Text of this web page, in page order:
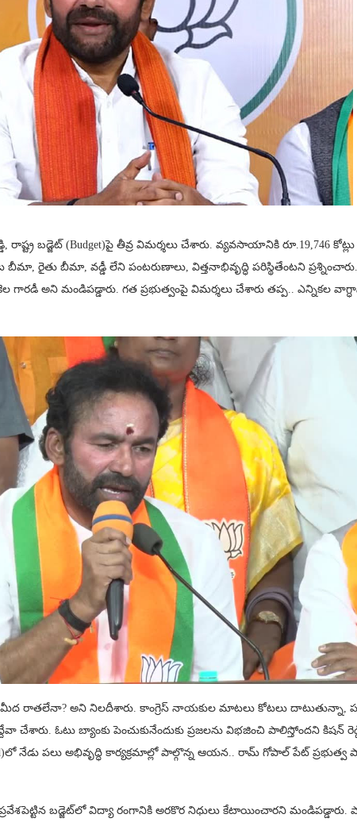
రాష్ట్ర బడ్జెట్‌ (Budget)పై తీవ్ర విమర్శలు చేశారు. వ్యవసాయానికి రూ.19,746
రైతు బీమా, వడ్డీ లేని పంటరుణాలు, విత్తనాభివృద్ధి పరిస్థితేంటని
అని మండిపడ్డారు. గత ప్రభుత్వంపై విమర్శలు చేశారు తప్ప.. ఎన్నికల
రాతలేనా? అని నిలదీశారు. కాంగ్రెస్ నాయకుల మాటలు కోటలు దాటుతున్నా,
ఓటు బ్యాంకు పెంచుకునేందుకు ప్రజలను విభజించి పాలిస్తోందని కిషన్
నేడు పలు అభివృద్ధి కార్యక్రమాల్లో పాల్గొన్న ఆయన.. రామ్ గోపాల్ పేట్‌
ప్రవేశపెట్టిన బడ్జెట్‌లో విద్యా రంగానికి అరకొర నిధులు కేటాయించారని